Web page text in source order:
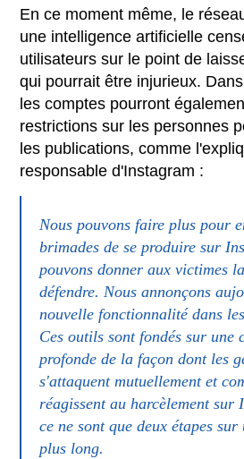
En ce moment même, le
une intelligence artificielle
utilisateurs sur le point de
qui pourrait être injurieux.
les comptes pourront
restrictions sur les personnes
les publications, comme
responsable d'Instagram :
Nous pouvons faire plus pour
brimades de se produire sur
pouvons donner aux victimes
défendre. Nous annonçons
nouvelle fonctionnalité dans
Ces outils sont fondés sur une
profonde de la façon dont les
s'attaquent mutuellement et
réagissent au harcèlement sur
ce ne sont que deux étapes
plus long.